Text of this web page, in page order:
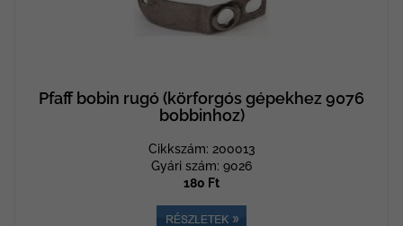
Pfaff bobin rugó (körforgós gépekhez 9076
bobbinhoz)
Cikkszám: 200013
Gyári szám: 9026
180 Ft